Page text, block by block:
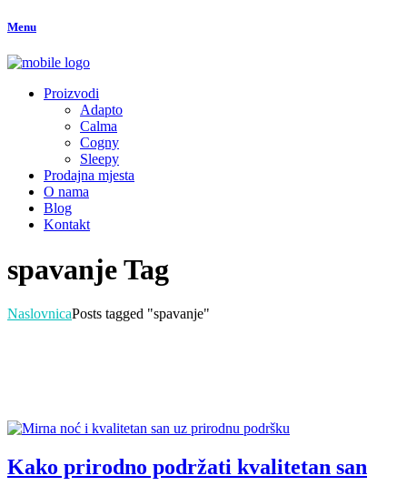
Menu
Proizvodi
Adapto
Calma
Cogny
Sleepy
Prodajna mjesta
O nama
Blog
Kontakt
spavanje Tag
NaslovnicaPosts tagged "spavanje"
Kako prirodno podržati kvalitetan san